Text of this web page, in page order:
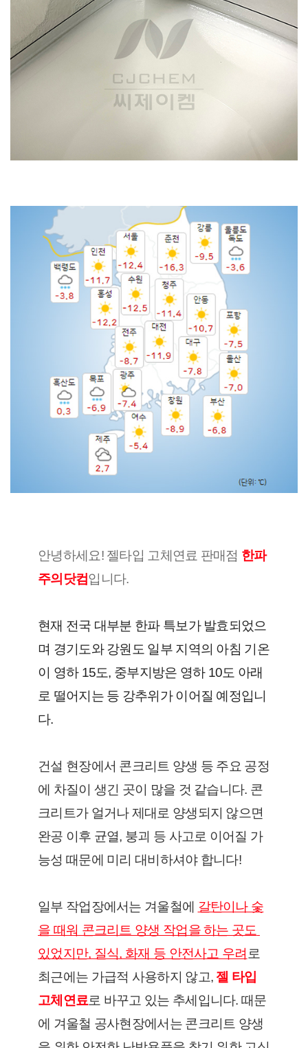
안녕하세요! 젤타입 고체연료 판매점 한파
주의닷컴입니다.
현재 전국 대부분 한파 특보가 발효되었으
며 경기도와 강원도 일부 지역의 아침 기온
이 영하 15도, 중부지방은 영하 10도 아래
로 떨어지는 등 강추위가 이어질 예정입니
다.
건설 현장에서 콘크리트 양생 등 주요 공정
에 차질이 생긴 곳이 많을 것 같습니다. 콘
크리트가 얼거나 제대로 양생되지 않으면
완공 이후 균열, 붕괴 등 사고로 이어질 가
능성 때문에 미리 대비하셔야 합니다!
일부 작업장에서는 겨울철에 갈탄이나 숯
을 때워 콘크리트 양생 작업을 하는 곳도
있었지만, 질식, 화재 등 안전사고 우려 로
최근에는 가급적 사용하지 않고, 젤 타입
고체연료로 바꾸고 있는 추세입니다. 때문
에 겨울철 공사현장에서는 콘크리트 양생